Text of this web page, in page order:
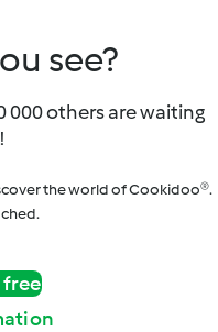
see?
000 others are waiting
the world of Cookidoo®.
free